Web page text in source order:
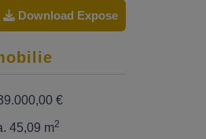
Download Expose
€
45,09 m2